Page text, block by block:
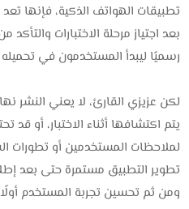
تطبيقات الهواتف الذكية، فإنها تعد
بعد اجتياز مرحلة الاختبارات
رسميًا ليبدأ المستخدمون في
لكن عزيزي القارئ، لا يعني النشر
يتم اكتشافها أثناء الاختبار، أو قد
لملاحظات المستخدمين أو تطورات
تطوير التطبيق مستمرة حتى بعد
ومن ثم تحسين تجربة المستخدم